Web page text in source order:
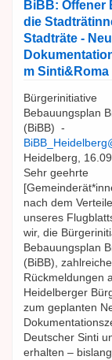
BiBB: Offener
die
Stadträte -
m Sinti&Roma
Bürgerinitiative
Bebauungsplan
(BiBB) -
Heidelberg,
Sehr geehrte
nach dem
unseres
wir, die
Bebauungsplan
(BiBB), zahlreiche
Rückmeldungen
Heidelberger
zum geplanten
Deutscher Sinti
erhalten – bislang